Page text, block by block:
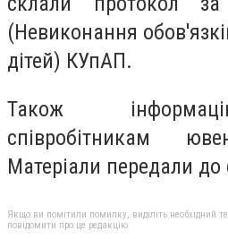
(Невиконання
дітей) КУпАП.
Також
співробітникам
Матеріали передали до
Якщо ви помітили помилку, виділіть необхідний
повідомити про це редакцію